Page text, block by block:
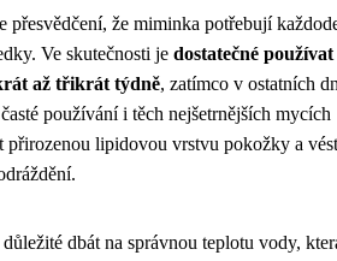
přesvědčení, že miminka potřebují
Ve skutečnosti je dostatečné
až třikrát týdně, zatímco v ostatních
používání i těch nejšetrnějších mycích
přirozenou lipidovou vrstvu pokožky a
dbát na správnou teplotu vody,